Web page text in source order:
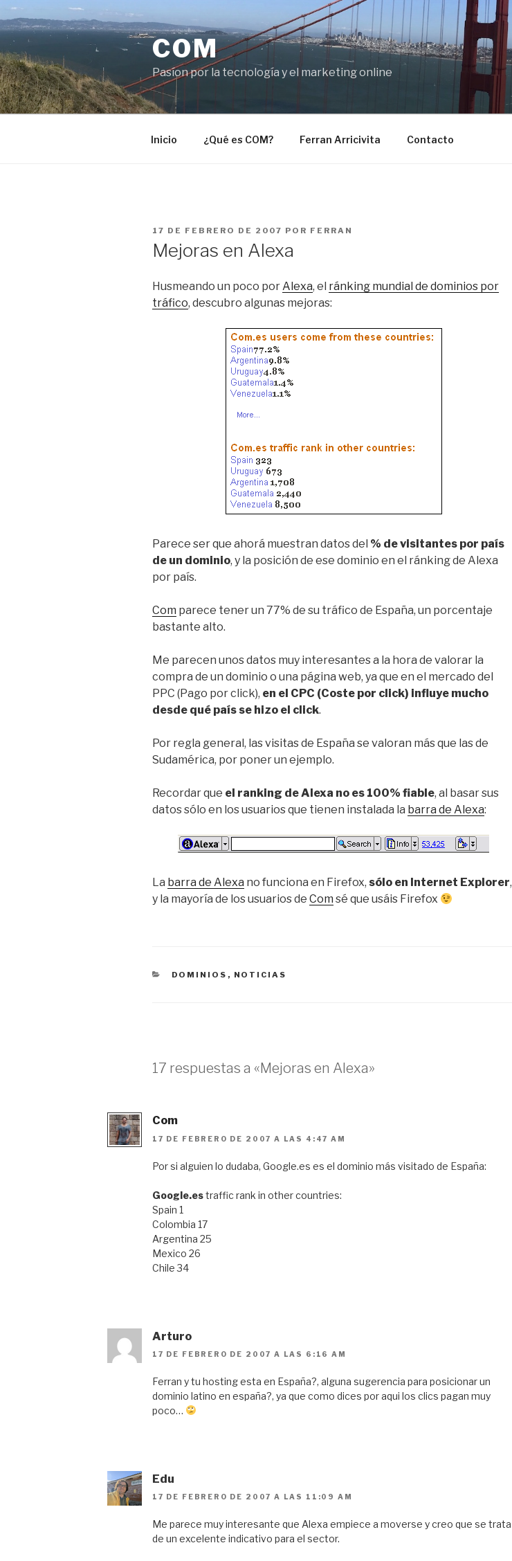
Saltar
al
contenido
COM
Pasíon por la tecnología y el marketing online
Inicio ¿Qué es COM? Ferran Arricivita Contacto
PUBLICADO
17 DE FEBRERO DE 2007 POR FERRAN
Mejoras en Alexa
Husmeando un poco porAlexa, el ránking mundial de dominios por
tráfico, descubro algunas mejoras:
Parece ser que ahorá muestran datos del % de visitantes por país
de un dominio, y la posición de ese dominio en el ránking de Alexa
por país.
Com parece tener un 77% de su tráfico de España, un porcentaje
bastante alto.
Me parecen unos datos muy interesantes a la hora de valorar la
compra de un dominio o una página web, ya que en el mercado del
PPC (Pago por click), en el CPC (Coste por click) influye mucho
desde qué país se hizo el click.
Por regla general, las visitas de España se valoran más que las de
Sudamérica, por poner un ejemplo.
Recordar que el ranking de Alexa no es 100% fiable, al basar sus
datos sólo en los usuarios que tienen instalada la barra de Alexa:
La barra de Alexa no funciona en Firefox, sólo en Internet Explorer,
y la mayoría de los usuarios de Com sé que usáis Firefox
CATEGORÍAS
DOMINIOS , NOTICIAS
17 respuestas a «Mejoras en Alexa»
Com
17 DE FEBRERO DE 2007 A LAS 4:47 AM
Por si alguien lo dudaba, Google.es es el dominio más visitado de España:
Google.estraffic rank in other countries:
Spain 1
Colombia 17
Argentina 25
Mexico 26
Chile 34
Arturo
17 DE FEBRERO DE 2007 A LAS 6:16 AM
Ferran y tu hosting esta en España?, alguna sugerencia para posicionar un
dominio latino en españa?, ya que como dices por aqui los clics pagan muy
poco…
Edu
17 DE FEBRERO DE 2007 A LAS 11:09 AM
Me parece muy interesante que Alexa empiece a moverse y creo que se trata
de un excelente indicativo para el sector.